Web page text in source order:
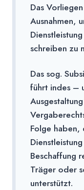
Das
Ausnahmen,
schreiben zu
Das sog.
führt indes –
Folge
Beschaffung
Träger oder
unterstützt.